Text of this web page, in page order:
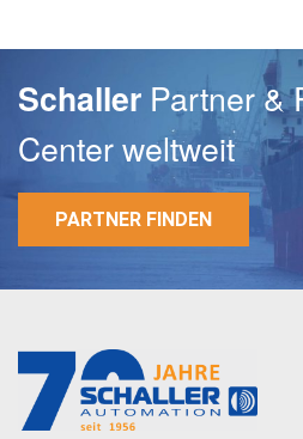
Schaller Partner &
Center weltweit
PARTNER FINDEN